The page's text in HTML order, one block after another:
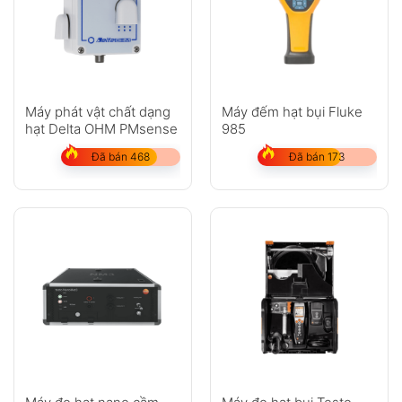
Máy phát vật chất dạng
hạt Delta OHM PMsense
Đã bán 468
Máy đếm hạt bụi Fluke
985
Đã bán 173